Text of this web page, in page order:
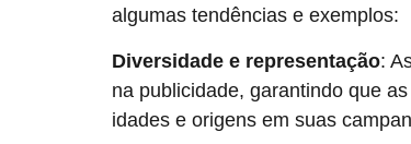
algumas tendências e exemplos:
Diversidade e representação:
na publicidade, garantindo que
idades e origens em suas